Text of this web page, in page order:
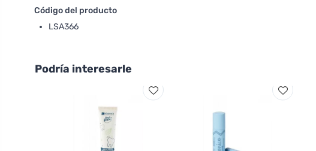
Código del producto
LSA366
Podría interesarle